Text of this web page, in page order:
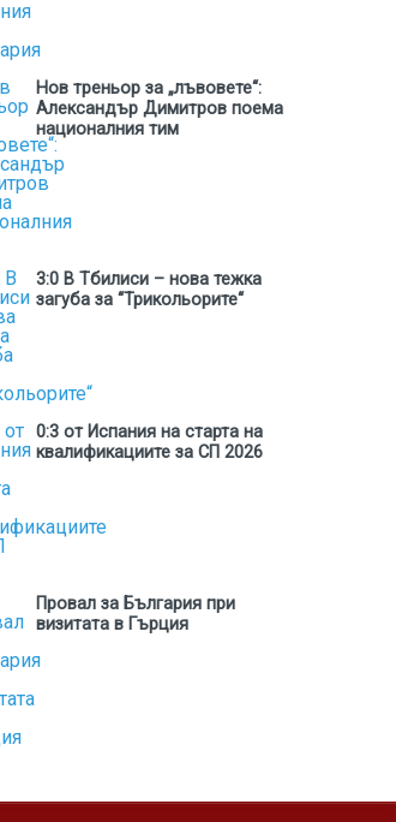
Нов треньор за „лъвовете“:
Александър Димитров поема
националния тим
3:0 В Тбилиси – нова тежка
загуба за “Трикольорите“
0:3 от Испания на старта на
квалификациите за СП 2026
Провал за България при
визитата в Гърция